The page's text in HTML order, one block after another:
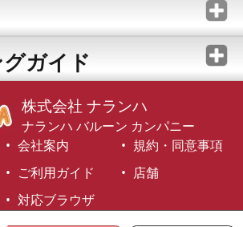
ガイド
株式会社 ナランハ
ナランハ バルーン カンパニー
会社案内
規約・同意事項
ご利用ガイド
店舗
対応ブラウザ
Inc. All Rights Reserved.